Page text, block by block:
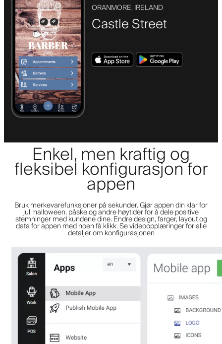
ORANMORE, IRELAND
Castle Street
Enkel, men kraftig og
fleksibel konfigurasjon for
appen
Bruk merkevarefunksjoner på sekunder. Gjør appen din klar for
jul, halloween, påske og andre høytider for å dele positive
stemninger med kundene dine. Endre design, farger, layout og
data for appen med noen få klikk. Se videoopplæringer for alle
detaljer om konfigurasjonen